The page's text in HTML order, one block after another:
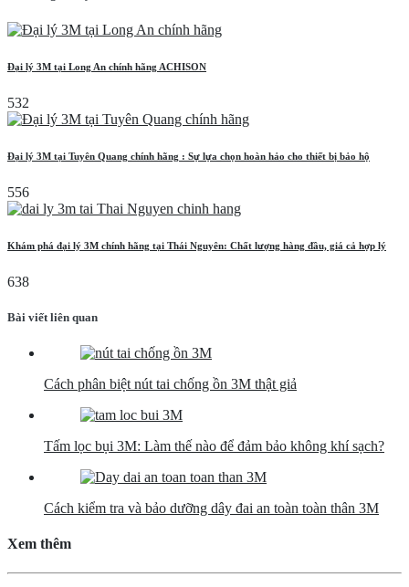
Đại lý 3M tại Long An chính hãng ACHISON
532
Đại lý 3M tại Tuyên Quang chính hãng : Sự lựa chọn hoàn hảo cho thiết bị bảo hộ
556
Khám phá đại lý 3M chính hãng tại Thái Nguyên: Chất lượng hàng đầu, giá cả hợp lý
638
Bài viết liên quan
Cách phân biệt nút tai chống ồn 3M thật giả
Tấm lọc bụi 3M: Làm thế nào để đảm bảo không khí sạch?
Cách kiểm tra và bảo dưỡng dây đai an toàn toàn thân 3M
Xem thêm